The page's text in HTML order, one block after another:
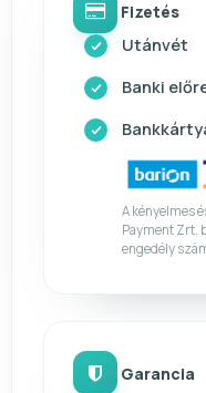
Fizetés
Utánvét
Banki
A kényelmes
Payment Zrt.
engedély
Garancia